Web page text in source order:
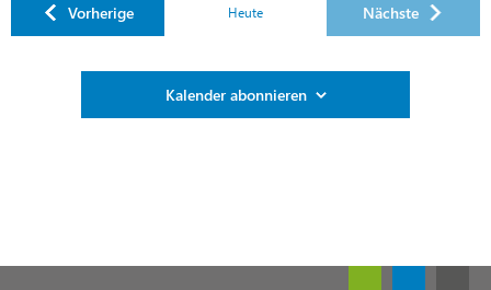
VorherigeVeranstaltungenHeute
Nächste
Kalender abonnieren